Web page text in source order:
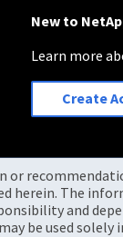
New to
Learn more
Create
or
herein. The
and
be used solely